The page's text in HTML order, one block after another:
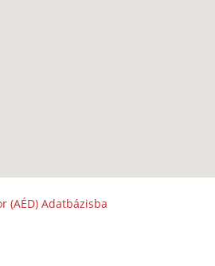
(AÉD) Adatbázisba